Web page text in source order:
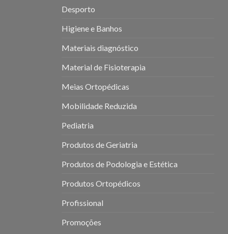
Desporto
Higiene e Banhos
Materiais diagnóstico
Material de Fisioterapia
Meias Ortopédicas
Mobilidade Reduzida
Pediatria
Produtos de Geriatria
Produtos de Podologia e Estética
Produtos Ortopédicos
Profissional
Promoções